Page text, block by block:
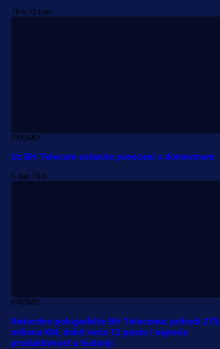
16 h 12 min
PROMO
Uz BH Telecom ostanite povezani s domovinom
6 dan 19 h
PROMO
Rekordno polugodište BH Telecoma: prihodi
miliona KM, dobit veća 12 posto i najveća
produktivnost u historiji